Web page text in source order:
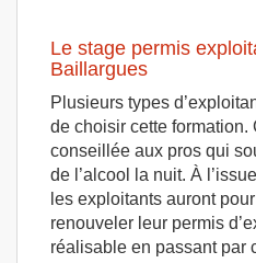
Le stage permis
Baillargues
Plusieurs types
de choisir cette formation.
conseillée aux pros qui
de l’alcool la nuit. À
les exploitants auront
renouveler leur permis
réalisable en passant par